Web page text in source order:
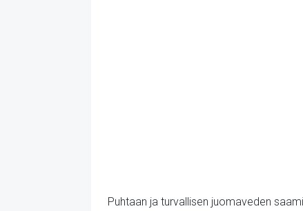
Puhtaan ja turvallisen juomaveden